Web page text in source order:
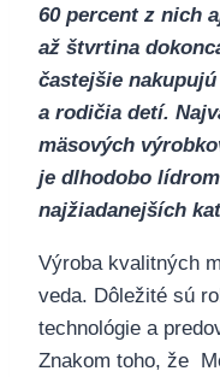
60 percent z nich
až štvrtina
častejšie
a rodičia detí.
mäsových
je dlhodobo
najžiadanejších
Výroba kvalitných
veda. Dôležité sú
technológie a
Znakom toho, že